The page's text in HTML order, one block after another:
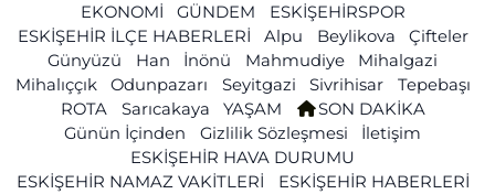
EKONOMİ
GÜNDEM
ESKİŞEHİRSPOR
ESKİŞEHİR İLÇE HABERLERİ
Alpu Beylikova
Çifteler
Günyüzü
Han İnönü Mahmudiye
Mihalgazi
Mihalıççık
Odunpazarı Seyitgazi Sivrihisar
Tepebaşı
ROTA
Sarıcakaya YAŞAM
SON DAKİKA
Günün İçinden
Gizlilik Sözleşmesi
İletişim
ESKİŞEHİR HAVA DURUMU
ESKİŞEHİR NAMAZ VAKİTLERİ
ESKİŞEHİR HABERLERİ